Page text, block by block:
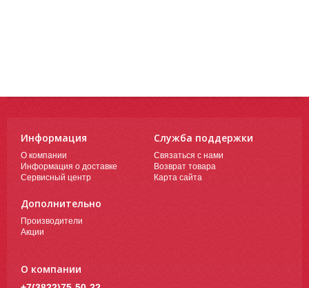
Информация
О компании
Информация о доставке
Сервисный центр
Служба поддержки
Связаться с нами
Возврат товара
Карта сайта
Дополнительно
Производители
Акции
О компании